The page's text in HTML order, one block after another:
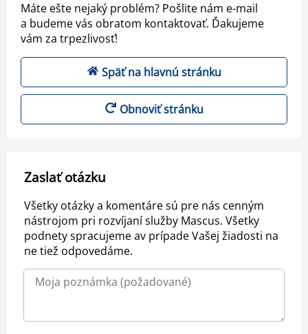
Máte ešte nejaký problém? Pošlite nám e-mail
a budeme vás obratom kontaktovať. Ďakujeme
vám za trpezlivosť!
Späť na hlavnú stránku
Obnoviť stránku
Zaslať otázku
Všetky otázky a komentáre sú pre nás cenným
nástrojom pri rozvíjaní služby Mascus. Všetky
podnety spracujeme av prípade Vašej žiadosti na
ne tiež odpovedáme.